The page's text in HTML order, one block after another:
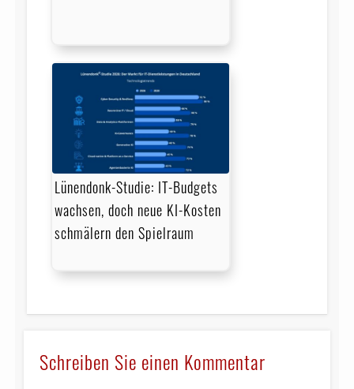
Lünendonk-Studie: IT-Budgets
wachsen, doch neue KI-Kosten
schmälern den Spielraum
Schreiben Sie einen Kommentar